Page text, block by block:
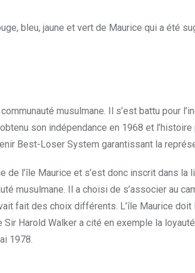
bleu, jaune et vert de Maurice qui a été
musulmane. Il s’est battu pour
son indépendance en 1968 et
Best-Loser System garantissant la
l’île Maurice et s’est donc inscrit dans
musulmane. Il a choisi de s’associer au
fait des choix différents. L’île Maurice
Harold Walker a cité en exemple la
1978.